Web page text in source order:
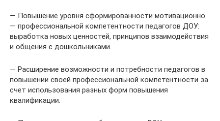
— Повышение уровня сформированности мотивационно
— профессиональной компетентности педагогов ДОУ:
выработка новых ценностей, принципов взаимодействия
и общения с дошкольниками.
— Расширение возможности и потребности педагогов в
повышении своей профессиональной компетентности за
счет использования разных форм повышения
квалификации.